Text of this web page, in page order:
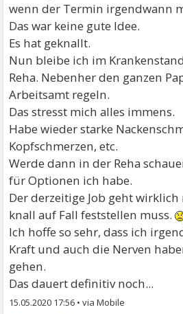
wenn der Termin irgendwann
Das war keine gute Idee.
Es hat geknallt.
Nun bleibe ich im
Reha. Nebenher den ganzen
Arbeitsamt regeln.
Das stresst mich alles immens.
Habe wieder starke
Kopfschmerzen, etc.
Werde dann in der Reha
für Optionen ich habe.
Der derzeitige Job geht
knall auf Fall feststellen muss.
Ich hoffe so sehr, dass ich
Kraft und auch die Nerven
gehen.
Das dauert definitiv noch...
15.05.2020 17:56 •